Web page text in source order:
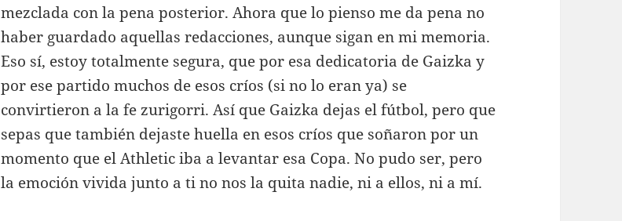
mezclada con la pena posterior. Ahora que lo pienso me da pena no
haber guardado aquellas redacciones, aunque sigan en mi memoria.
Eso sí, estoy totalmente segura, que por esa dedicatoria de Gaizka y
por ese partido muchos de esos críos (si no lo eran ya) se
convirtieron a la fe zurigorri. Así que Gaizka dejas el fútbol, pero que
sepas que también dejaste huella en esos críos que soñaron por un
momento que el Athletic iba a levantar esa Copa. No pudo ser, pero
la emoción vivida junto a ti no nos la quita nadie, ni a ellos, ni a mí.